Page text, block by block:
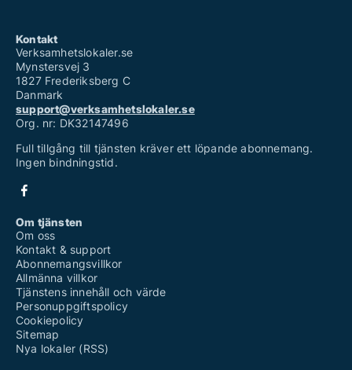
Kontakt
Verksamhetslokaler.se
Mynstersvej 3
1827 Frederiksberg C
Danmark
support@verksamhetslokaler.se
Org. nr: DK32147496
Full tillgång till tjänsten kräver ett löpande abonnemang.
Ingen bindningstid.
Om tjänsten
Om oss
Kontakt & support
Abonnemangsvillkor
Allmänna villkor
Tjänstens innehåll och värde
Personuppgiftspolicy
Cookiepolicy
Sitemap
Nya lokaler (RSS)